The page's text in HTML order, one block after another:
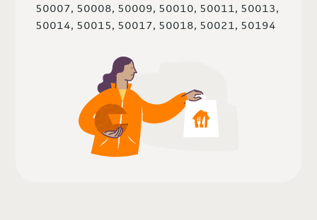
50007, 50008, 50009, 50010, 50011, 50013,
50014, 50015, 50017, 50018, 50021, 50194